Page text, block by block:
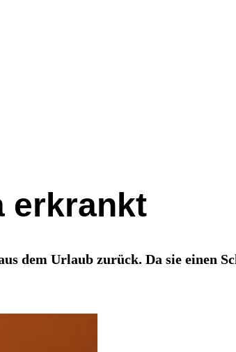
erkrankt
dem Urlaub zurück. Da sie einen